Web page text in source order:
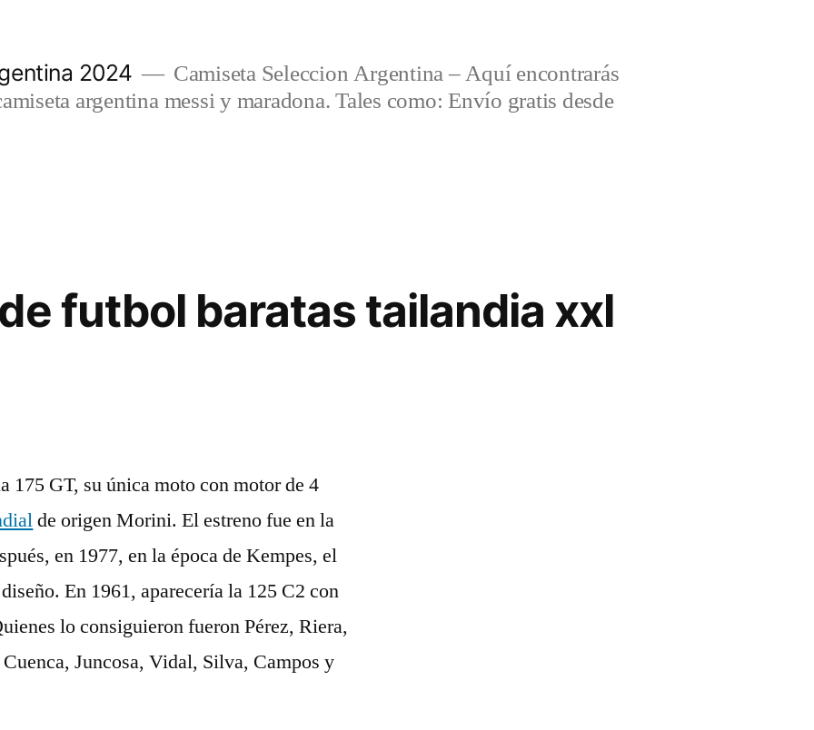
2024
Camiseta Seleccion Argentina – Aquí encontrarás
argentina messi y maradona. Tales como: Envío gratis desde
futbol baratas tailandia xxl
175 GT, su única moto con motor de 4
de origen Morini. El estreno fue en la
en 1977, en la época de Kempes, el
En 1961, aparecería la 125 C2 con
lo consiguieron fueron Pérez, Riera,
Juncosa, Vidal, Silva, Campos y